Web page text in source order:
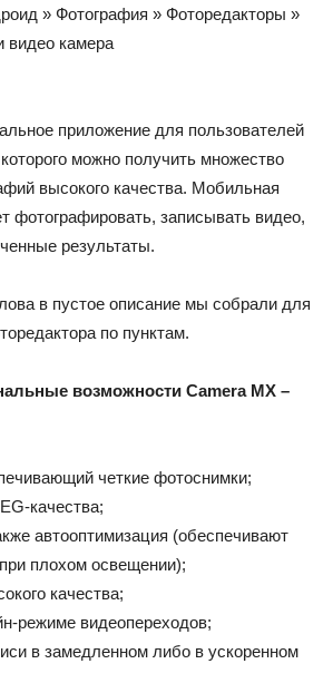
» Фотография » Фоторедакторы »
видео камера
приложение для пользователей
можно получить множество
высокого качества. Мобильная
фотографировать, записывать видео,
результаты.
в пустое описание мы собрали для
по пунктам.
возможности Camera MX –
четкие фотоснимки;
качества;
автооптимизация (обеспечивают
плохом освещении);
качества;
режиме видеопереходов;
в замедленном либо в ускоренном